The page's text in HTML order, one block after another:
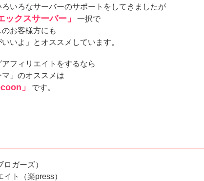
いろなサーバーのサポートをしてきましたが
ックスサーバー」
一択で
お客様方にも
いよ」とオススメしています。
フィリエイトをするなら
」のオススメは
」 です。
ガーズ）
ト（楽press）